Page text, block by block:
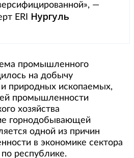
—
ERI
Нургуль
промышленного
на добычу
природных ископаемых,
промышленности
хозяйства
горнодобывающей
одной из причин
в экономике сектора
республике.